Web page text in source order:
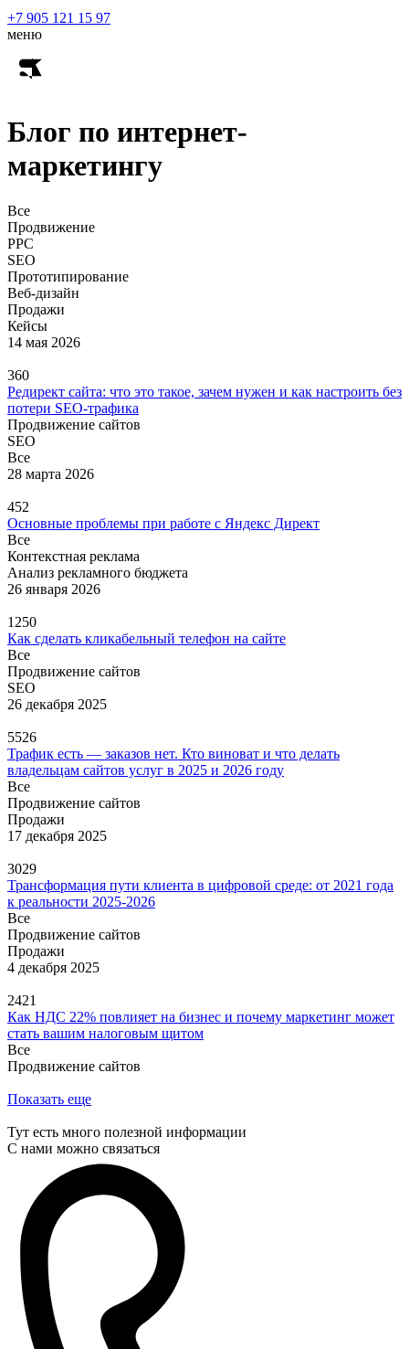
+7 905 121 15 97
меню
Блог по интернет-
маркетингу
Все
Продвижение
PPC
SEO
Прототипирование
Веб-дизайн
Продажи
Кейсы
14 мая 2026
360
Редирект сайта: что это такое, зачем нужен и как настроить без
потери SEO-трафика
Продвижение сайтов
SEO
Все
28 марта 2026
452
Основные проблемы при работе с Яндекс Директ
Все
Контекстная реклама
Анализ рекламного бюджета
26 января 2026
1250
Как сделать кликабельный телефон на сайте
Все
Продвижение сайтов
SEO
26 декабря 2025
5526
Трафик есть — заказов нет. Кто виноват и что делать
владельцам сайтов услуг в 2025 и 2026 году
Все
Продвижение сайтов
Продажи
17 декабря 2025
3029
Трансформация пути клиента в цифровой среде: от 2021 года
к реальности 2025-2026
Все
Продвижение сайтов
Продажи
4 декабря 2025
2421
Как НДС 22% повлияет на бизнес и почему маркетинг может
стать вашим налоговым щитом
Все
Продвижение сайтов
Показать еще
Тут есть много полезной информации
C нами можно связаться